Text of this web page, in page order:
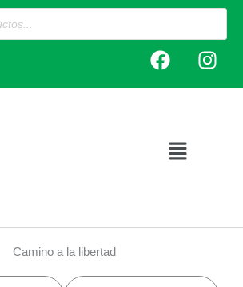
F
a
c
o
I
n
s
Main
Camino a la libertad